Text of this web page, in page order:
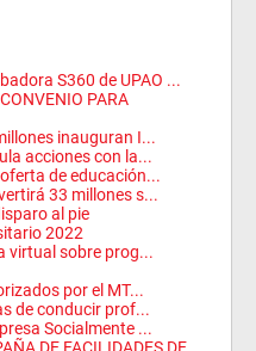
S360 de UPAO ...
PARA
inauguran I...
acciones con la...
de educación...
33 millones s...
al pie
2022
virtual sobre prog...
por el MT...
de conducir prof...
Socialmente ...